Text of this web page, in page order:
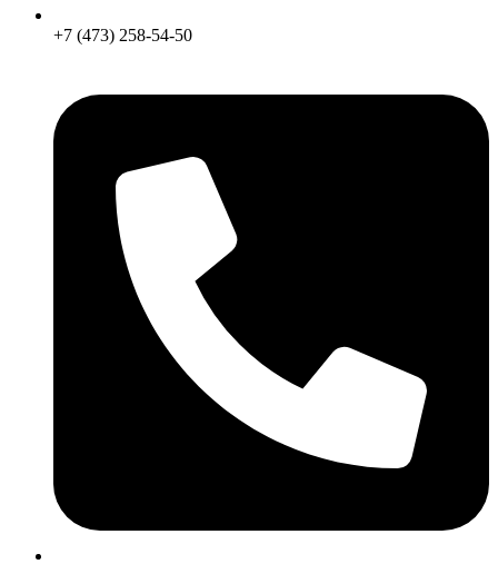
+7 (473) 258-54-50